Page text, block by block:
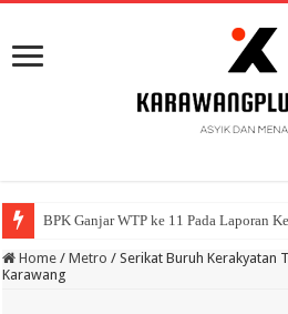
BPK Ganjar WTP ke 11 Pada Laporan
Home / Metro / Serikat Buruh Kerakyatan
Karawang